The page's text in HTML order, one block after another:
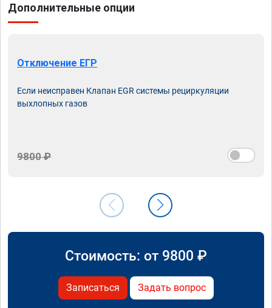
Дополнительные опции
Отключение ЕГР
Если неисправен Клапан EGR системы рециркуляции
выхлопных газов
9800 ₽
Стоимость: от 9800 ₽
Записаться Задать вопрос